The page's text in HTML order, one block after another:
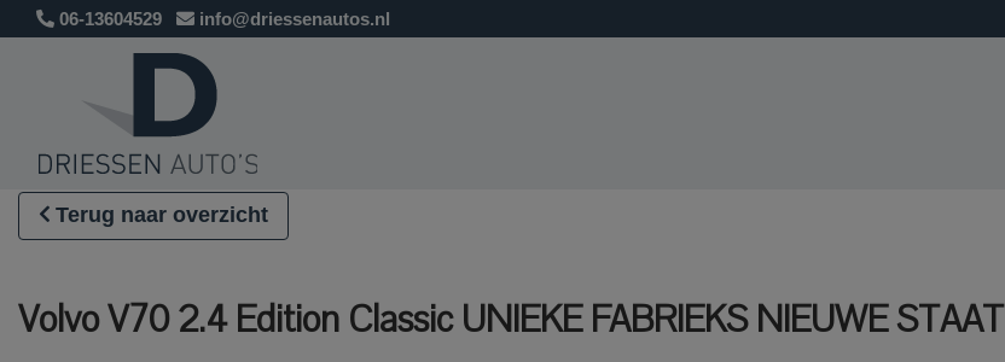
06-13604529 info@driessenautos.nl
Terug naar overzicht
Volvo V70 2.4 Edition Classic UNIEKE FABRIEKS NIEUWE STAAT